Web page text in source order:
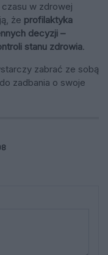
w zdrowej
że profilaktyka
decyzji –
stanu zdrowia.
zabrać ze sobą
zadbania o swoje